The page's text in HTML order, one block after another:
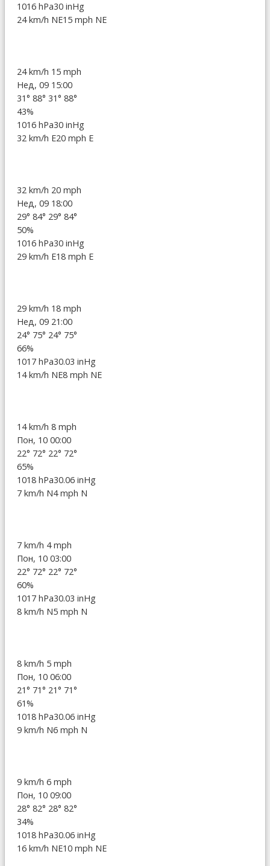
1016 hPa30 inHg
24 km/h NE15 mph NE
24 km/h 15 mph
Нед, 09 15:00
31° 88° 31° 88°
43%
1016 hPa30 inHg
32 km/h E20 mph E
32 km/h 20 mph
Нед, 09 18:00
29° 84° 29° 84°
50%
1016 hPa30 inHg
29 km/h E18 mph E
29 km/h 18 mph
Нед, 09 21:00
24° 75° 24° 75°
66%
1017 hPa30.03 inHg
14 km/h NE8 mph NE
14 km/h 8 mph
Пон, 10 00:00
22° 72° 22° 72°
65%
1018 hPa30.06 inHg
7 km/h N4 mph N
7 km/h 4 mph
Пон, 10 03:00
22° 72° 22° 72°
60%
1017 hPa30.03 inHg
8 km/h N5 mph N
8 km/h 5 mph
Пон, 10 06:00
21° 71° 21° 71°
61%
1018 hPa30.06 inHg
9 km/h N6 mph N
9 km/h 6 mph
Пон, 10 09:00
28° 82° 28° 82°
34%
1018 hPa30.06 inHg
16 km/h NE10 mph NE